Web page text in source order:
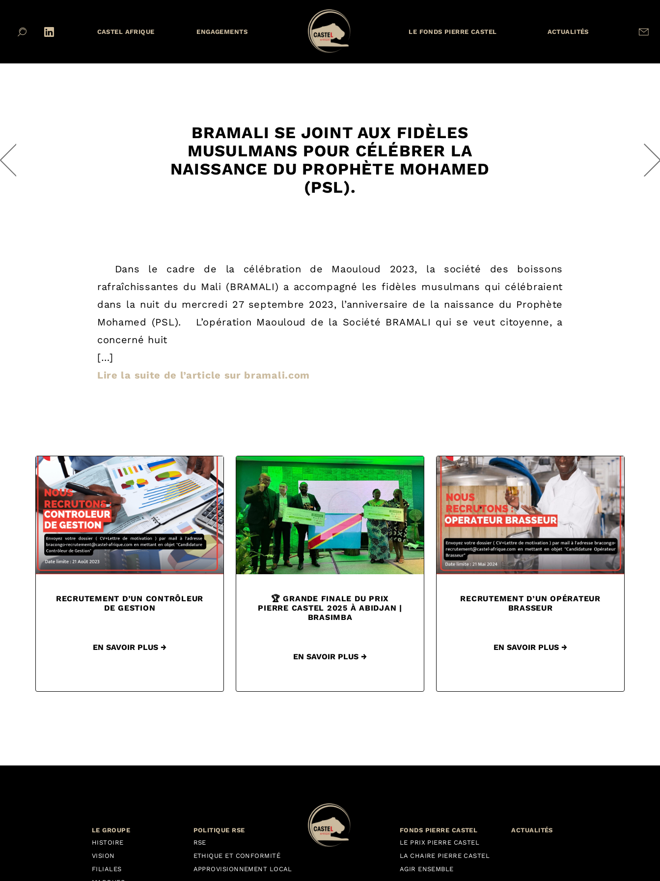
CASTEL AFRIQUE ENGAGEMENTS LE FONDS PIERRE CASTEL ACTUALITÉS
BRAMALI SE JOINT AUX FIDÈLES
MUSULMANS POUR CÉLÉBRER LA
NAISSANCE DU PROPHÈTE MOHAMED
(PSL).
Dans le cadre de la célébration de Maouloud 2023, la société des boissons
rafraîchissantes du Mali (BRAMALI) a accompagné les fidèles musulmans qui célébraient
dans la nuit du mercredi 27 septembre 2023, l’anniversaire de la naissance du Prophète
Mohamed (PSL). L’opération Maouloud de la Société BRAMALI qui se veut citoyenne, a
concerné huit
[…]
Lire la suite de l’article sur bramali.com
RECRUTEMENT D’UN CONTRÔLEUR
DE GESTION
EN SAVOIR PLUS →
🏆 GRANDE FINALE DU PRIX
PIERRE CASTEL 2025 À ABIDJAN |
BRASIMBA
EN SAVOIR PLUS →
RECRUTEMENT D’UN OPÉRATEUR
BRASSEUR
EN SAVOIR PLUS →
LE GROUPE
HISTOIRE
VISION
FILIALES
POLITIQUE RSE
RSE
ETHIQUE ET CONFORMITÉ
APPROVISIONNEMENT LOCAL
FONDS PIERRE CASTEL
LE PRIX PIERRE CASTEL
LA CHAIRE PIERRE CASTEL
AGIR ENSEMBLE
ACTUALITÉS